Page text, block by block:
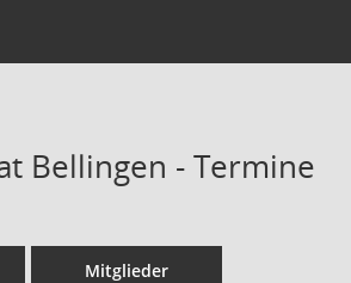
Bellingen - Termine
Mitglieder